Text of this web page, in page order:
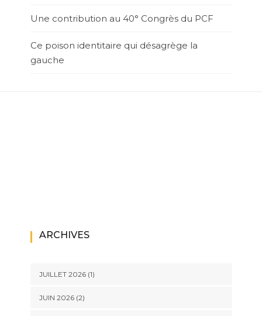
Une contribution au 40° Congrès du PCF
Ce poison identitaire qui désagrège la
gauche
ARCHIVES
JUILLET 2026(1)
JUIN 2026(2)